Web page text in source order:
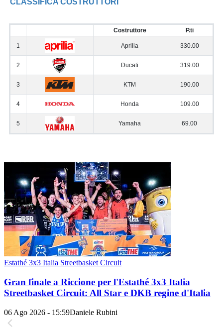
Estathé 3x3 Italia Streetbasket Circuit
Gran finale a Riccione per l'Estathé 3x3 Italia
Streetbasket Circuit: All Star e DKB regine d'Italia
06 Ago 2026 - 15:59Daniele Rubini